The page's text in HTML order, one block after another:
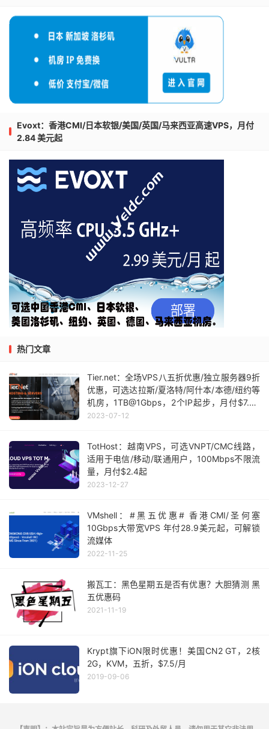
Evoxt：香港CMI/日本软银/美国/英国/马来西亚高速VPS，月付
2.84 美元起
热门文章
Tier.net：全场VPS八五折优惠/独立服务器9折
优惠，可选达拉斯/夏洛特/阿什本/本德/纽约等
机房，1TB@1Gbps，2个IP起步，月付$7.64
起
2023-07-12
TotHost：越南VPS，可选VNPT/CMC线路，
适用于电信/移动/联通用户，100Mbps不限流
量，月付$2.4起
2023-12-27
VMshell：#黑五优惠# 香港CMI/圣何塞
10Gbps大带宽VPS 年付28.9美元起，可解锁
流媒体
2022-11-25
搬瓦工：黑色星期五是否有优惠？大胆猜测 黑
五优惠码
2021-11-19
Krypt旗下iON限时优惠！美国CN2 GT，2核
2G，KVM，五折，$7.5/月
2019-09-06